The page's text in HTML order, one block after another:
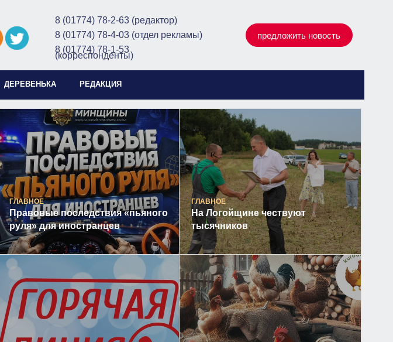
8 (01774) 78-2-63 (редактор)
8 (01774) 78-4-03 (отдел рекламы)
8 (01774) 78-1-53
(корреспонденты)
предложить новость
ДЕРЕВЕНЬКА РЕДАКЦИЯ
ГЛАВНОЕ
Правовые последствия «пьяного
руля» для иностранцев
ГЛАВНОЕ
На Логойщине чествуют
тысячников